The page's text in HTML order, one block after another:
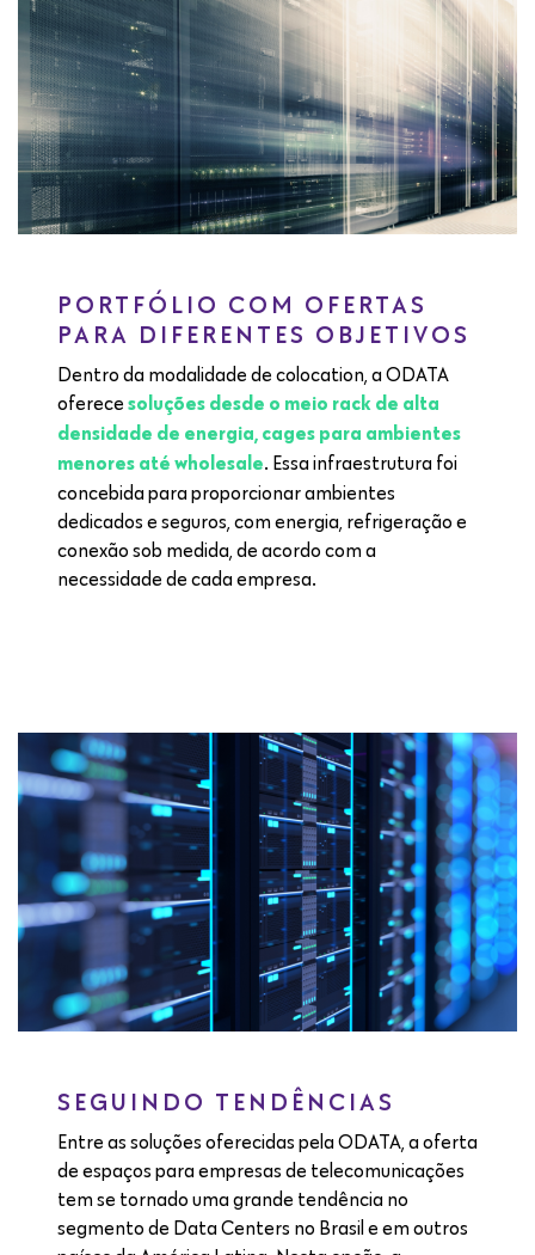
PORTFÓLIO COM OFERTAS
PARA DIFERENTES OBJETIVOS
Dentro da modalidade de colocation, a ODATA
oferece soluções desde o meio rack de alta
densidade de energia, cages para ambientes
menores até wholesale. Essa infraestrutura foi
concebida para proporcionar ambientes
dedicados e seguros, com energia, refrigeração e
conexão sob medida, de acordo com a
necessidade de cada empresa.
SEGUINDO TENDÊNCIAS
Entre as soluções oferecidas pela ODATA, a oferta
de espaços para empresas de telecomunicações
tem se tornado uma grande tendência no
segmento de Data Centers no Brasil e em outros